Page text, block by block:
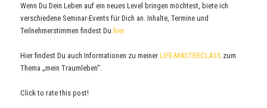
Wenn Du Dein Leben auf ein neues Level bringen möchtest, biete ich
verschiedene Seminar-Events für Dich an. Inhalte, Termine und
Teilnehmerstimmen findest Du hier
Hier findest Du auch Informationen zu meinerLIFE-MASTERCLASS zum
Thema „mein Traumleben“.
Click to rate this post!